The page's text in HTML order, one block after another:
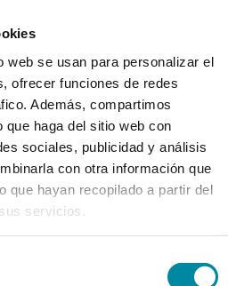
web se usan para personalizar el
ofrecer funciones de redes
Además, compartimos
haga del sitio web con
sociales, publicidad y análisis
con otra información que
que hayan recopilado a partir del
servicios.